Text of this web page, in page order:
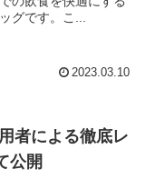
グです。こ...
2023.03.10
者による徹底レ
公開